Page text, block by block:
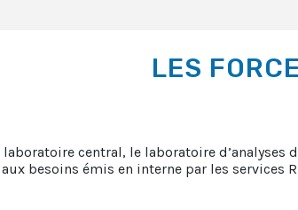
LES
central, le laboratoire d’analyses
aux besoins émis en interne par les services